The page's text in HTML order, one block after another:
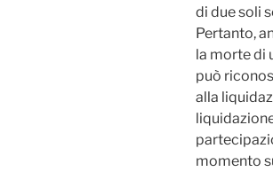
di due soli
Pertanto,
la morte di
può
alla
momento